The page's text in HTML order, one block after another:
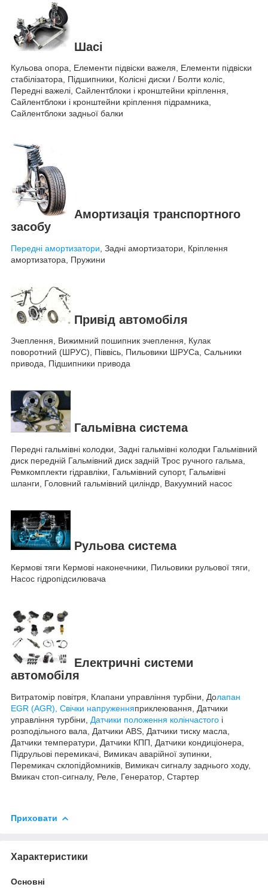
Шасі
Кульова опора, Елементи підвіски важеля, Елементи підвіски
стабілізатора, Підшипники, Колісні диски / Болти коліс,
Передні важелі, Сайлентблоки і кронштейни кріплення,
Сайлентблоки і кронштейни кріплення підрамника,
Сайлентблоки задньої балки
Амортизація транспортного
засобу
Передні амортизатори , Задні амортизатори, Кріплення
амортизатора, Пружини
Привід автомобіля
Зчеплення, Вижимний пошипник зчеплення, Кулак
поворотний (ШРУС), Піввісь, Пильовики ШРУСа, Сальники
привода, Підшипники привода
Гальмівна система
Передні гальмівні колодки, Задні гальмівні колодки Гальмівний
диск передній Гальмівний диск задній Трос ручного гальма,
Ремкомплекти гідравліки, Гальмівний супорт, Гальмівні
шланги, Головний гальмівний циліндр, Вакуумний насос
Рульова система
Кермові тяги Кермові наконечники, Пильовики рульової тяги,
Насос гідропідсилювача
Електричні системи
автомобіля
Витратомір повітря, Клапани управління турбіни, Долапан
EGR (AGR), Свічки напруженняприклеювання, Датчики
управління турбіни,
Датчики положення колінчастого і
розподільного вала, Датчики ABS, Датчики тиску масла,
Датчики температури, Датчики КПП, Датчики кондиціонера,
Підрульові перемикачі, Вимикач аварійної зупинки,
Перемикач склопідйомників, Вимикач сигналу заднього ходу,
Вмикач стоп-сигналу, Реле, Генератор, Стартер
Приховати
Характеристики
Основні